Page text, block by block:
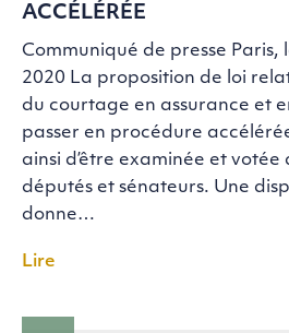
ACCÉLÉRÉE
Communiqué de presse Paris,
2020 La proposition de loi
du courtage en assurance et
passer en procédure
ainsi d’être examinée et votée
députés et sénateurs. Une
donne…
Lire